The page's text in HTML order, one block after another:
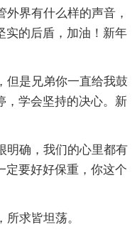
界有什么样的声音，
实的后盾，加油！新年
但是兄弟你一直给我鼓
，学会坚持的决心。新
明确，我们的心里都有
定要好好保重，你这个
求皆坦荡。